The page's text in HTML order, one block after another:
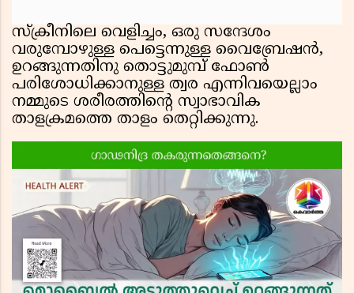
സ്‌ക്രീനിലെ വെളിച്ചം, ഒരു സന്ദേശം
വരുമ്പോഴുള്ള പെട്ടെന്നുള്ള വൈബ്രേഷൻ,
ഉറങ്ങുന്നതിനു തൊട്ടുമുമ്പ് ഫോൺ
പരിശോധിക്കാനുള്ള ത്വര എന്നിവയെല്ലാം
നമ്മുടെ ശരീരത്തിന്റെ സ്വാഭാവിക
താളക്രമത്തെ താളം തെറ്റിക്കുന്നു.